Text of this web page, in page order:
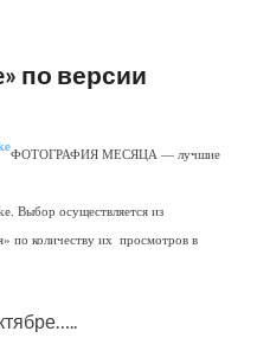
по версии
ФОТОГРАФИЯ МЕСЯЦА — лучшие
Выбор осуществляется из
по количеству их просмотров в